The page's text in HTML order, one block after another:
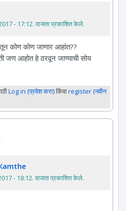
- 17:12. वाजता प्रकाशित केले.
कोण कोण जाणार आहांत??
जण आहोत हे ठरवून जाण्याची सोय
Log in (प्रवेश करा)किंवाregister (नवीन
- 18:12. वाजता प्रकाशित केले.